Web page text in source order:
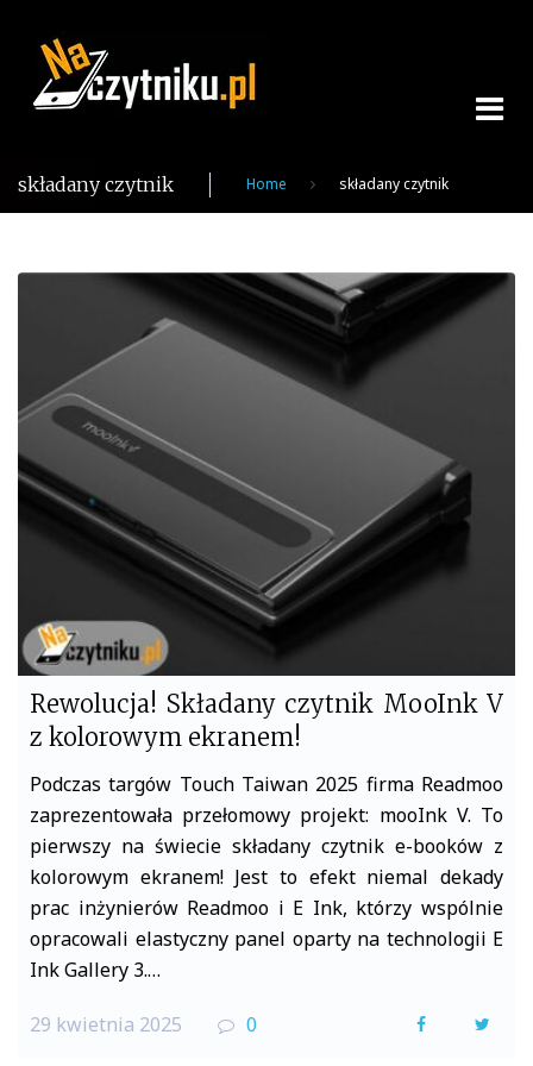
content
składany czytnik Home składany czytnik
składany
czytnik
Rewolucja! Składany czytnik MooInk V
z kolorowym ekranem!
Podczas targów Touch Taiwan 2025 firma Readmoo
zaprezentowała przełomowy projekt: mooInk V. To
pierwszy na świecie składany czytnik e-booków z
kolorowym ekranem! Jest to efekt niemal dekady
prac inżynierów Readmoo i E Ink, którzy wspólnie
opracowali elastyczny panel oparty na technologii E
Ink Gallery 3.…
29 kwietnia 2025 0
F